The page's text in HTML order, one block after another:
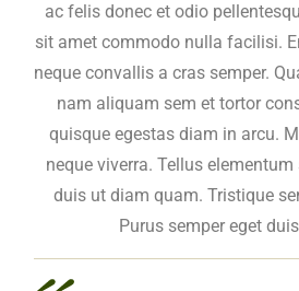
ac felis donec et odio
sit amet commodo nulla facilisi.
neque convallis a cras semper.
nam aliquam sem et tortor
quisque egestas diam in arcu.
neque viverra. Tellus
duis ut diam quam. Tristique
Purus semper eget